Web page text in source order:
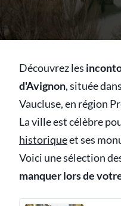
Découvrez les
d'Avignon, située
Vaucluse, en région
La ville est célèbre
historiqueet ses
Voici une sélection
manquer lors de